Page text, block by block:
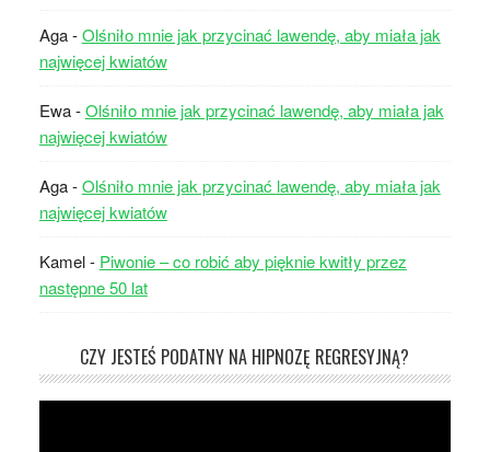
Aga-Olśniło mnie jak przycinać lawendę, aby miała jak
najwięcej kwiatów
Ewa-Olśniło mnie jak przycinać lawendę, aby miała jak
najwięcej kwiatów
Aga-Olśniło mnie jak przycinać lawendę, aby miała jak
najwięcej kwiatów
Kamel- Piwonie – co robić aby pięknie kwitły przez
następne 50 lat
CZY JESTEŚ PODATNY NA HIPNOZĘ REGRESYJNĄ?